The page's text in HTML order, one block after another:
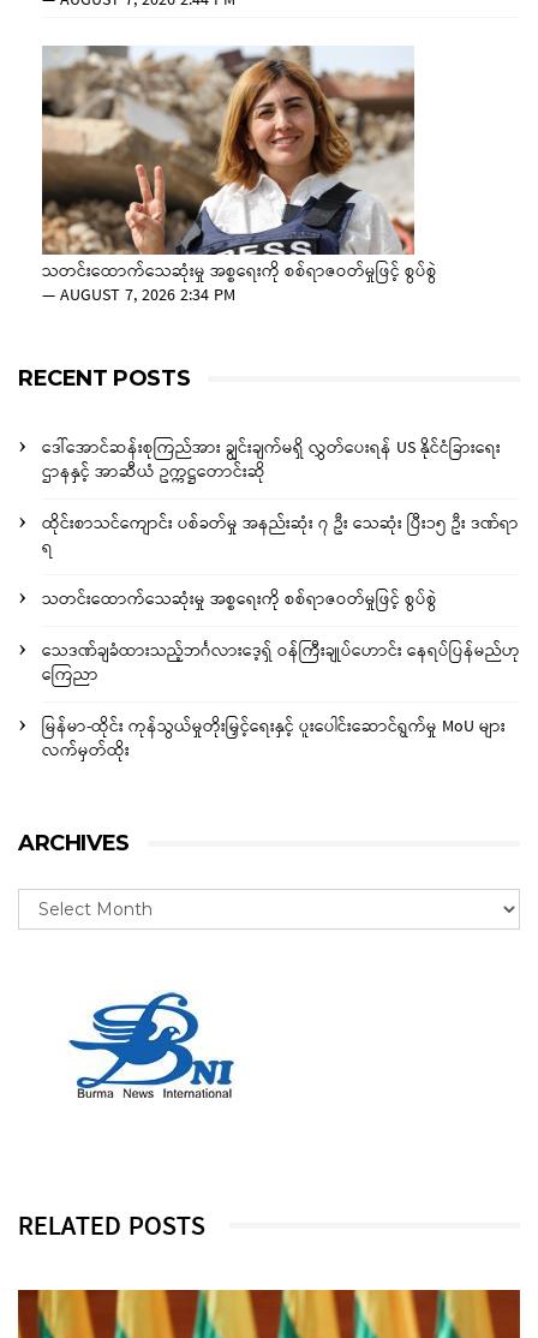
သတင်းထောက်သေဆုံးမှု အစ္စရေးကို စစ်ရာဇဝတ်မှုဖြင့် စွပ်စွဲ
—AUGUST 7, 2026 2:34 PM
RECENT POSTS
ဒေါ်အောင်ဆန်းစုကြည်အား ချွင်းချက်မရှိ လွှတ်ပေးရန် US နိုင်ငံခြားရေး
ဌာနနှင့် အာဆီယံ ဥက္ကဋ္ဌတောင်းဆို
ထိုင်းစာသင်ကျောင်း ပစ်ခတ်မှု အနည်းဆုံး ၇ ဦး သေဆုံး ပြီး၁၅ ဦး ဒဏ်ရာ
ရ
သတင်းထောက်သေဆုံးမှု အစ္စရေးကို စစ်ရာဇဝတ်မှုဖြင့် စွပ်စွဲ
သေဒဏ်ချခံထားသည့်ဘင်္ဂလားဒေ့ရှ် ဝန်ကြီးချုပ်ဟောင်း နေရပ်ပြန်မည်ဟု
ကြေညာ
မြန်မာ-ထိုင်း ကုန်သွယ်မှုတိုးမြှင့်ရေးနှင့် ပူးပေါင်းဆောင်ရွက်မှု MoU များ
လက်မှတ်ထိုး
ARCHIVES
RELATED POSTS